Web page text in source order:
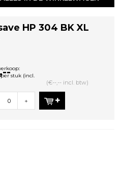
HP 304 BK XL
stuk (incl.
(€--,-- incl. btw)
+